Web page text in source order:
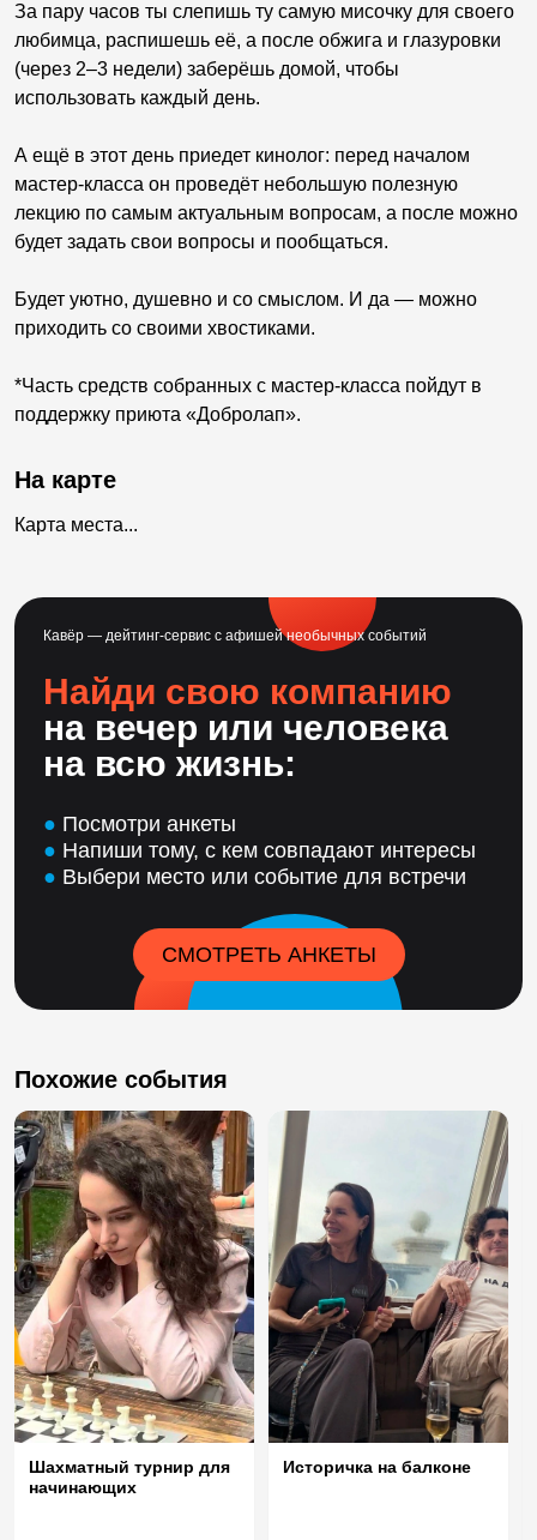
За пару часов ты слепишь ту самую мисочку для своего
любимца, распишешь её, а после обжига и глазуровки
(через 2–3 недели) заберёшь домой, чтобы
использовать каждый день.
А ещё в этот день приедет кинолог: перед началом
мастер-класса он проведёт небольшую полезную
лекцию по самым актуальным вопросам, а после можно
будет задать свои вопросы и пообщаться.
Будет уютно, душевно и со смыслом. И да — можно
приходить со своими хвостиками.
*Часть средств собранных с мастер-класса пойдут в
поддержку приюта «Добролап».
На карте
Карта места...
Кавёр — дейтинг-сервис с афишей необычных событий
Найди свою компанию
на вечер или человека
на всю жизнь:
● Посмотри анкеты
● Напиши тому, с кем совпадают интересы
● Выбери место или событие для встречи
СМОТРЕТЬ АНКЕТЫ
Похожие события
Шахматный турнир для
начинающих
Историчка на балконе